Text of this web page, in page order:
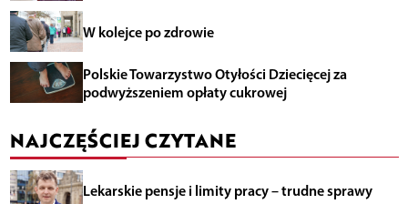
W kolejce po zdrowie
Polskie Towarzystwo Otyłości Dziecięcej za
podwyższeniem opłaty cukrowej
NAJCZĘŚCIEJ CZYTANE
Lekarskie pensje i limity pracy – trudne sprawy